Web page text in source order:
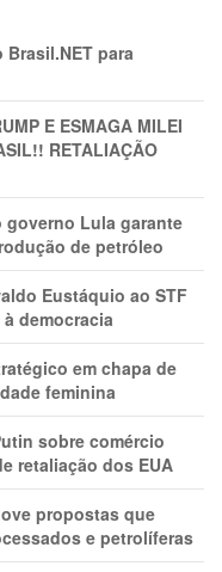
para
E ESMAGA MILEI
RETALIAÇÃO
governo Lula garante
de petróleo
Eustáquio ao STF
democracia
em chapa de
feminina
sobre comércio
retaliação dos EUA
propostas que
e petrolíferas